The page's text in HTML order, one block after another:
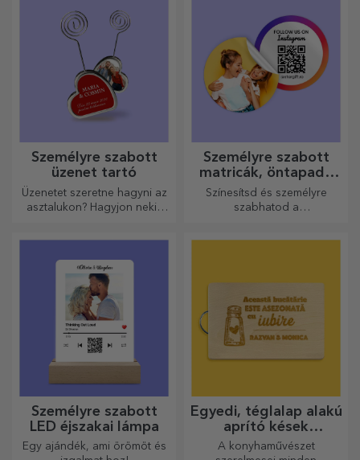
táskagyűjteményedben.
Személyre szabott
üzenet tartó
Üzenetet szeretne hagyni az
asztalukon? Hagyjon nekik
Személyre szabott
matricák, öntapadó
címkék
Színesítsd és személyre
szabhatod a
Személyre szabott
LED éjszakai lámpa
Egy ajándék, ami örömöt és
Egyedi, téglalap alakú
aprító kések
fogantyúval
A konyhaművészet